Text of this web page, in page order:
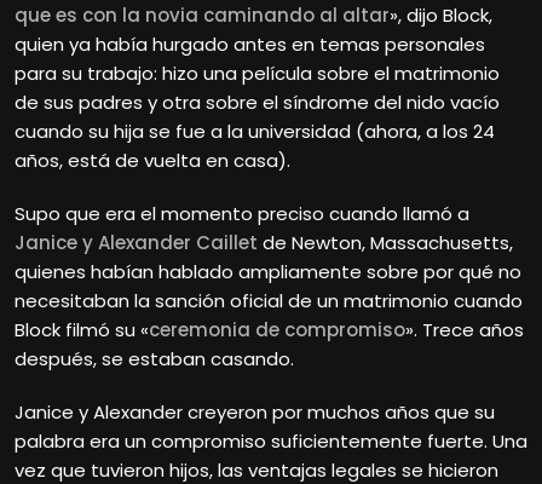
que es con la novia caminando al altar», dijo Block,
quien ya había hurgado antes en temas personales
para su trabajo: hizo una película sobre el matrimonio
de sus padres y otra sobre el síndrome del nido vacío
cuando su hija se fue a la universidad (ahora, a los 24
años, está de vuelta en casa).
Supo que era el momento preciso cuando llamó a
Janice y Alexander Caillet de Newton, Massachusetts,
quienes habían hablado ampliamente sobre por qué no
necesitaban la sanción oficial de un matrimonio cuando
Block filmó su «ceremonia de compromiso». Trece años
después, se estaban casando.
Janice y Alexander creyeron por muchos años que su
palabra era un compromiso suficientemente fuerte. Una
vez que tuvieron hijos, las ventajas legales se hicieron